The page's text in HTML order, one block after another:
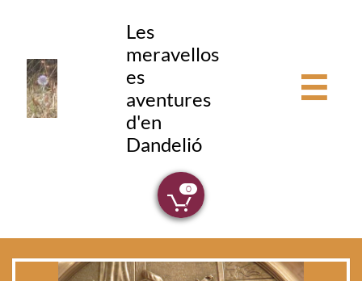
Les
meravellos
es
aventures
d'en
Dandelió


0